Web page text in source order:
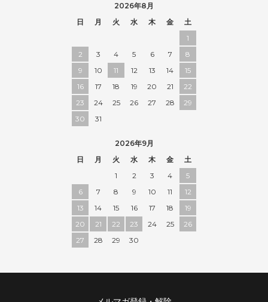
2026年8月
日
月 火 水 木 金
土
1
2
3 4 5 6 7
8
9
10 11 12 13 14
15
16
17 18 19 20 21
22
23
24 25 26 27 28
29
30
31
2026年9月
日
月 火 水 木 金
土
1
2 3 4
5
6
7 8 9 10 11
12
13
14 15 16 17 18
19
20
21 22 23 24 25
26
27
28 29 30